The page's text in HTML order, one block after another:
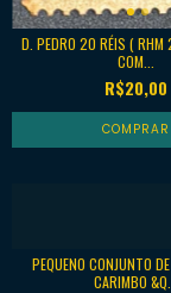
D. PEDRO 20 RÉIS ( RHM
COM...
R$20,00
PEQUENO CONJUNTO
CARIMBO &Q...